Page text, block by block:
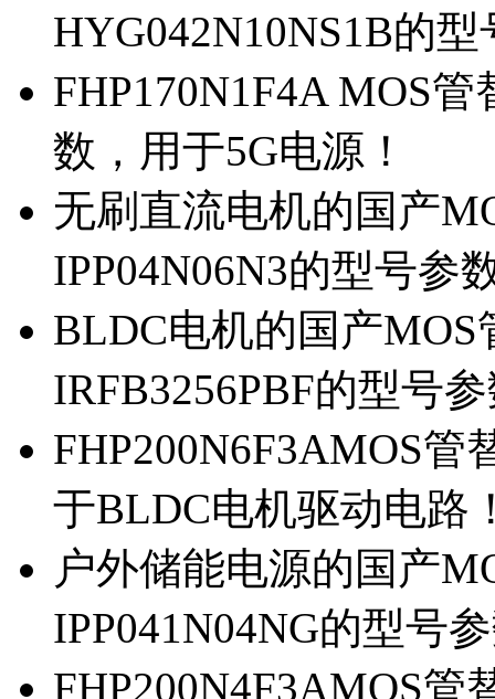
HYG042N10NS1B的
FHP170N1F4A MOS
数，用于5G电源！
无刷直流电机的国产
IPP04N06N3的型号参
BLDC电机的国产MOS
IRFB3256PBF的型号
FHP200N6F3AMOS管
于BLDC电机驱动电路
户外储能电源的国产
IPP041N04NG的型号
FHP200N4F3AMOS管